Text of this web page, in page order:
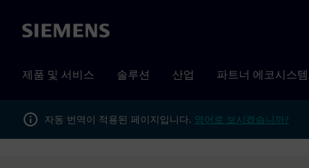
Siemens
제품 및 서비스 솔루션 산업 파트너 에코시스템
자동 번역이 적용된 페이지입니다. 영어로 보시겠습니까?